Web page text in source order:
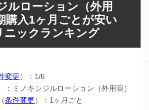
ルローション（外用
購入1ヶ月ごとが安い
ニックランキング
変更）：1/6
：ミノキシジルローション（外用薬）
条件変更）：1ヶ月ごと